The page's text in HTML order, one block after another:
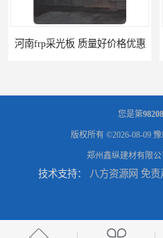
质量好价格优惠 郑州楼层
河南郑州移动式高空瓦机租赁公司 提高施工效率
您是第
版权所有 ©2026-08-09 豫
郑州鑫纵建材有限公
技术支持： 八方资源网 免责